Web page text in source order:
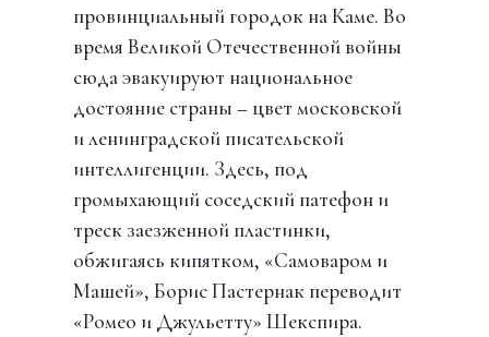
провинциальный городок на Каме. Во
время Великой Отечественной войны
сюда эвакуируют национальное
достояние страны – цвет московской
и ленинградской писательской
интеллигенции. Здесь, под
громыхающий соседский патефон и
треск заезженной пластинки,
обжигаясь кипятком, «Самоваром и
Машей», Борис Пастернак переводит
«Ромео и Джульетту» Шекспира.